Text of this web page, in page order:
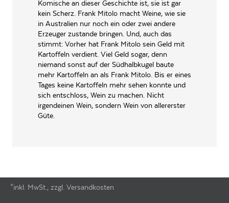
James Suckling
Ist neben Robert Parker der weltweit einflussreichste Wein-Kritiker. Mit
einem außergewöhnlichen Arbeitspensum von 4.000 Weinverkostungen
pro Jahr ist James Suckling längst legendär und seine Bewertungen sind
von größter Bedeutung.
PRODUZENT / ABFÜLLER / HERSTELLER
Mitolo Wines Aust Pty Ltd,
Cnr of Angle Vale Road &
Johns Road 5120 Virginia
South Australia
WEINTYPGESCHMACK Trocken
836974000131
ARTIKELNUMMER 180007
Komische an dieser Geschichte ist, sie ist gar
kein Scherz. Frank Mitolo macht Weine, wie sie
in Australien nur noch ein oder zwei andere
Erzeuger zustande bringen. Und, auch das
stimmt: Vorher hat Frank Mitolo sein Geld mit
Kartoffeln verdient. Viel Geld sogar, denn
niemand sonst auf der Südhalbkugel baute
mehr Kartoffeln an als Frank Mitolo. Bis er eines
Tages keine Kartoffeln mehr sehen konnte und
sich entschloss, Wein zu machen. Nicht
irgendeinen Wein, sondern Wein von allererster
Güte.
*inkl. MwSt., zzgl. Versandkosten